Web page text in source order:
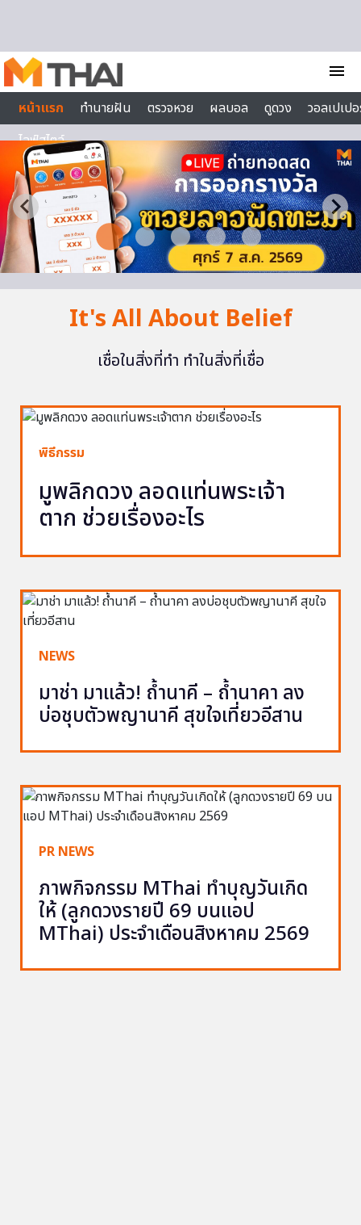
menu
หน้าแรก
ทำนายฝัน ตรวจหวย ผลบอล ดูดวง
วอลเปเป
ไลฟ์สไตล์
It's All About Belief
เชื่อในสิ่งที่ทำ ทำในสิ่งที่เชื่อ
พิธีกรรม
มูพลิกดวง ลอดแท่นพระเจ้า
ตาก ช่วยเรื่องอะไร
NEWS
มาช่า มาแล้ว! ถ้ำนาคี – ถ้ำนาคา ลง
บ่อชุบตัวพญานาคี สุขใจเที่ยวอีสาน
PR NEWS
ภาพกิจกรรม MThai ทำบุญวันเกิด
ให้ (ลูกดวงรายปี 69 บนแอป
MThai) ประจำเดือนสิงหาคม 2569